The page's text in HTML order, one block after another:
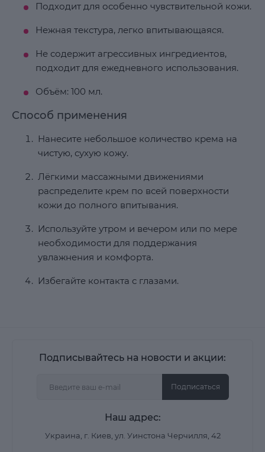
Подходит для особенно чувствительной кожи.
Нежная текстура, легко впитывающаяся.
Не содержит агрессивных ингредиентов,
подходит для ежедневного использования.
Объём: 100 мл.
Способ применения
Нанесите небольшое количество крема на
чистую, сухую кожу.
Лёгкими массажными движениями
распределите крем по всей поверхности
кожи до полного впитывания.
Используйте утром и вечером или по мере
необходимости для поддержания
увлажнения и комфорта.
Избегайте контакта с глазами.
Подписывайтесь на новости и акции:
Подписаться
Наш адрес:
Украина, г. Киев, ул. Уинстона Черчилля, 42